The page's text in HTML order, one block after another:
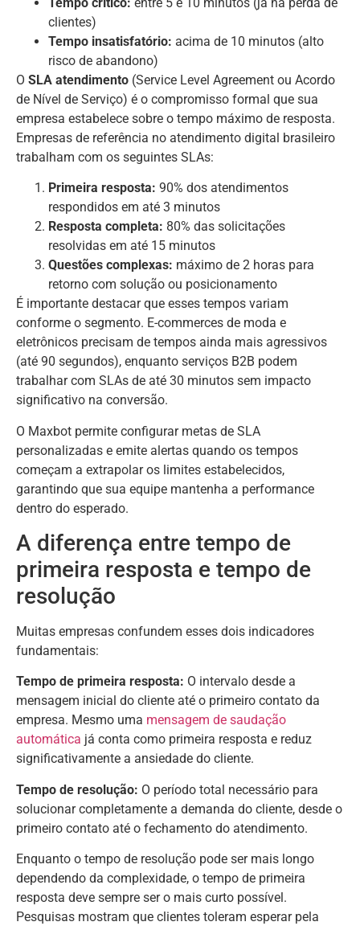
clientes)
Tempo insatisfatório: acima de 10 minutos (alto
risco de abandono)
O SLA atendimento (Service Level Agreement ou Acordo
de Nível de Serviço) é o compromisso formal que sua
empresa estabelece sobre o tempo máximo de resposta.
Empresas de referência no atendimento digital brasileiro
trabalham com os seguintes SLAs:
Primeira resposta: 90% dos atendimentos
respondidos em até 3 minutos
Resposta completa: 80% das solicitações
resolvidas em até 15 minutos
Questões complexas: máximo de 2 horas para
retorno com solução ou posicionamento
É importante destacar que esses tempos variam
conforme o segmento. E-commerces de moda e
eletrônicos precisam de tempos ainda mais agressivos
(até 90 segundos), enquanto serviços B2B podem
trabalhar com SLAs de até 30 minutos sem impacto
significativo na conversão.
O Maxbot permite configurar metas de SLA
personalizadas e emite alertas quando os tempos
começam a extrapolar os limites estabelecidos,
garantindo que sua equipe mantenha a performance
dentro do esperado.
A diferença entre tempo de
primeira resposta e tempo de
resolução
Muitas empresas confundem esses dois indicadores
fundamentais:
Tempo de primeira resposta: O intervalo desde a
mensagem inicial do cliente até o primeiro contato da
empresa. Mesmo uma mensagem de saudação
automática já conta como primeira resposta e reduz
significativamente a ansiedade do cliente.
Tempo de resolução: O período total necessário para
solucionar completamente a demanda do cliente, desde o
primeiro contato até o fechamento do atendimento.
Enquanto o tempo de resolução pode ser mais longo
dependendo da complexidade, o tempo de primeira
resposta deve sempre ser o mais curto possível.
Pesquisas mostram que clientes toleram esperar pela